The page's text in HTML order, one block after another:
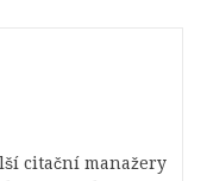
citační manažery